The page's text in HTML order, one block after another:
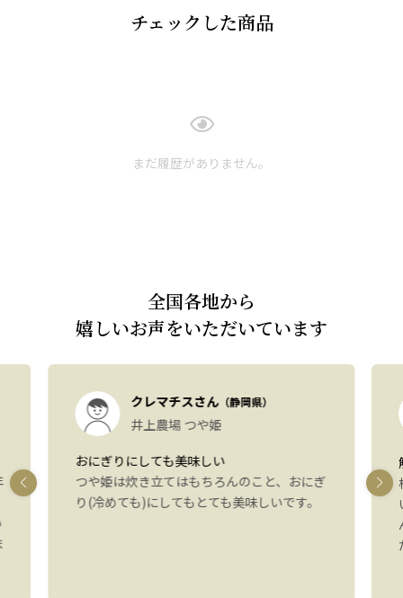
チェックした商品
まだ履歴がありません。
全国各地から
嬉しいお声をいただいています
クレマチスさん（静岡県）
井上農場 つや姫
おにぎりにしても美味しい
つや姫は炊き立てはもちろんのこと、おにぎ
り(冷めても)にしてもとても美味しいです。